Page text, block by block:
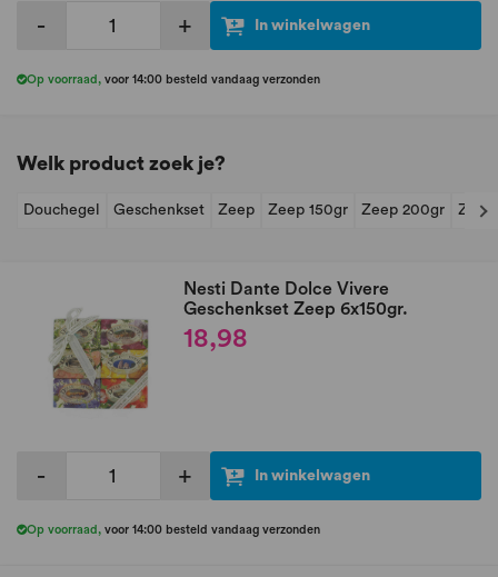
- + In winkelwagen
Op voorraad , voor 14:00 besteld vandaag verzonden
Welk product zoek je?
Douchegel Geschenkset Zeep Zeep 150gr Zeep 200gr Zeep
Nesti Dante Dolce Vivere
Geschenkset Zeep 6x150gr.
18,98
- + In winkelwagen
Op voorraad , voor 14:00 besteld vandaag verzonden